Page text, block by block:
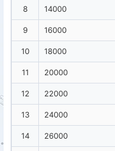
8 14000
9 16000
10 18000
11 20000
12 22000
13 24000
14 26000